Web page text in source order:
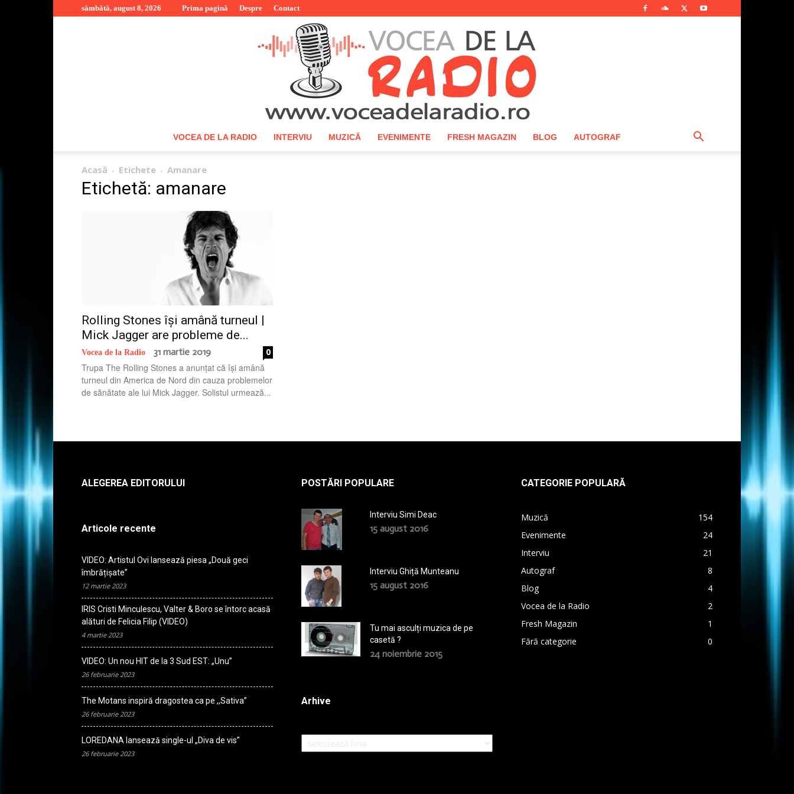
sâmbătă, august 8, 2026 Prima pagină Despre Contact
VOCEA DE LA RADIO INTERVIU MUZICĂ EVENIMENTE FRESH MAGAZIN BLOG AUTOGRAF
Acasă Etichete Amanare
Etichetă: amanare
Rolling Stones își amână turneul |
Mick Jagger are probleme de...
Vocea de la Radio - 31 martie 2019 0
Trupa The Rolling Stones a anunțat că își amână
turneul din America de Nord din cauza problemelor
de sănătate ale lui Mick Jagger. Solistul urmează...
ALEGEREA EDITORULUI
Articole recente
VIDEO: Artistul Ovi lansează piesa „Două geci
îmbrățișate”
12 martie 2023
IRIS Cristi Minculescu, Valter & Boro se întorc acasă
alături de Felicia Filip (VIDEO)
4 martie 2023
VIDEO: Un nou HIT de la 3 Sud EST: „Unu”
26 februarie 2023
The Motans inspiră dragostea ca pe ,,Sativa”
26 februarie 2023
LOREDANA lansează single-ul „Diva de vis”
26 februarie 2023
POSTĂRI POPULARE
Interviu Simi Deac
15 august 2016
Interviu Ghiță Munteanu
15 august 2016
Tu mai asculți muzica de pe
casetă ?
24 noiembrie 2015
Arhive
Arhive
CATEGORIE POPULARĂ
Muzică
154
Evenimente
24
Interviu
21
Autograf
8
Blog
4
Vocea de la Radio
2
Fresh Magazin
1
Fără categorie
0